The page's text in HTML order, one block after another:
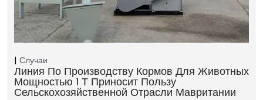
Случаи
Линия По Производству Кормов Для Животных
Мощностью 1 Т Приносит Пользу
Сельскохозяйственной Отрасли Мавритании